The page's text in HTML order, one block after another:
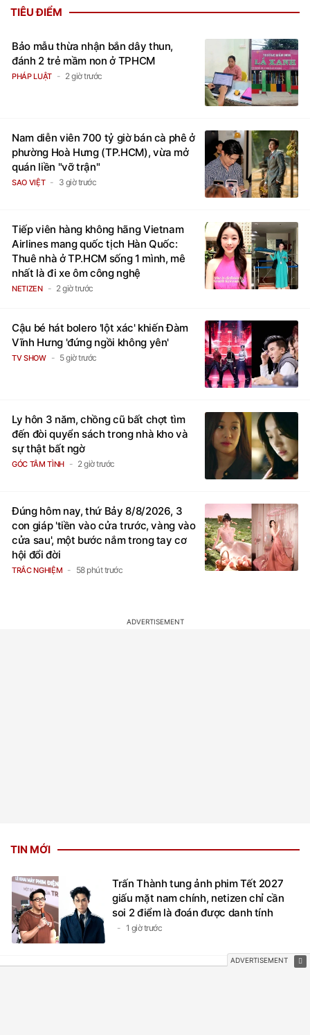
TIÊU ĐIỂM
Bảo mẫu thừa nhận bắn dây thun,
đánh 2 trẻ mầm non ở TPHCM
PHÁP LUẬT 2 giờ trước
Nam diễn viên 700 tỷ giờ bán cà phê ở
phường Hoà Hưng (TP.HCM), vừa mở
quán liền "vỡ trận"
SAO VIỆT 3 giờ trước
Tiếp viên hàng không hãng Vietnam
Airlines mang quốc tịch Hàn Quốc:
Thuê nhà ở TP.HCM sống 1 mình, mê
nhất là đi xe ôm công nghệ
NETIZEN 2 giờ trước
Cậu bé hát bolero 'lột xác' khiến Đàm
Vĩnh Hưng 'đứng ngồi không yên'
TV SHOW 5 giờ trước
Ly hôn 3 năm, chồng cũ bất chợt tìm
đến đòi quyển sách trong nhà kho và
sự thật bất ngờ
GÓC TÂM TÌNH 2 giờ trước
Đúng hôm nay, thứ Bảy 8/8/2026, 3
con giáp 'tiền vào cửa trước, vàng vào
cửa sau', một bước nắm trong tay cơ
hội đổi đời
TRẮC NGHIỆM 58 phút trước
TIN MỚI
Trấn Thành tung ảnh phim Tết 2027
giấu mặt nam chính, netizen chỉ cần
soi 2 điểm là đoán được danh tính
1 giờ trước